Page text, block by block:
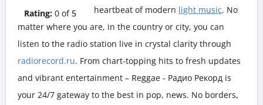
Rating: 0of 5
heartbeat of modern light music. No
matter where you are, in the country or city, you can
listen to the radio station live in crystal clarity through
radiorecord.ru. From chart-topping hits to fresh updates
and vibrant entertainment – Reggae - Радио Рекорд is
your 24/7 gateway to the best in pop, news. No borders,